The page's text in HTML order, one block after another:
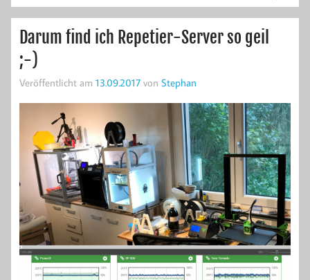
Darum find ich Repetier-Server so geil
;-)
Veröffentlicht am 13.09.2017 von Stephan